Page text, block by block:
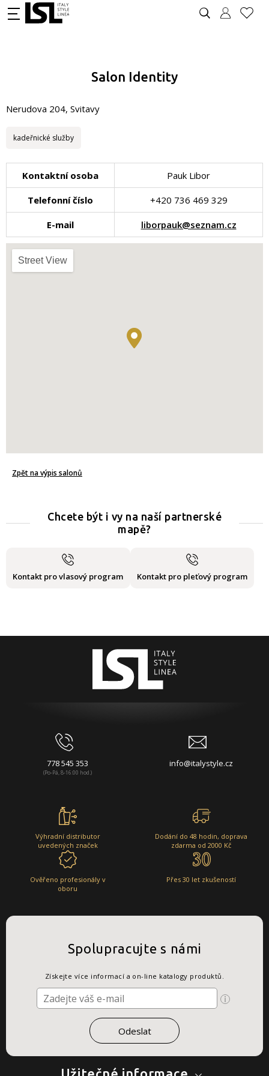
Salon Identity
Nerudova 204, Svitavy
kadeřnické služby
Kontaktní osoba Pauk Libor
Telefonní číslo +420 736 469 329
E-mail liborpauk@seznam.cz
Street View
Zpět na výpis salonů
Chcete být i vy na naší partnerské
mapě?
Kontakt pro vlasový program Kontakt pro pleťový program
778 545 353
(Po-Pá, 8-16:00 hod.)
info@italystyle.cz
Výhradní distributor
uvedených značek
Dodání do 48 hodin, doprava
zdarma od 2000 Kč
Ověřeno profesionály v
oboru
Přes 30 let zkušeností
Spolupracujte s námi
Získejte více informací a on-line katalogy produktů.